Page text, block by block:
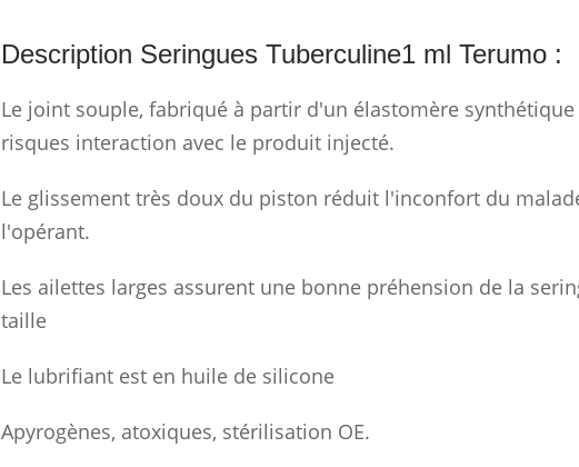
Description Seringues Tuberculine1 ml Terumo :
Le joint souple, fabriqué à partir d'un élastomère
risques interaction avec le produit injecté.
Le glissement très doux du piston réduit l'inconfort du
l'opérant.
Les ailettes larges assurent une bonne préhension de la
taille
Le lubrifiant est en huile de silicone
Apyrogènes, atoxiques, stérilisation OE.